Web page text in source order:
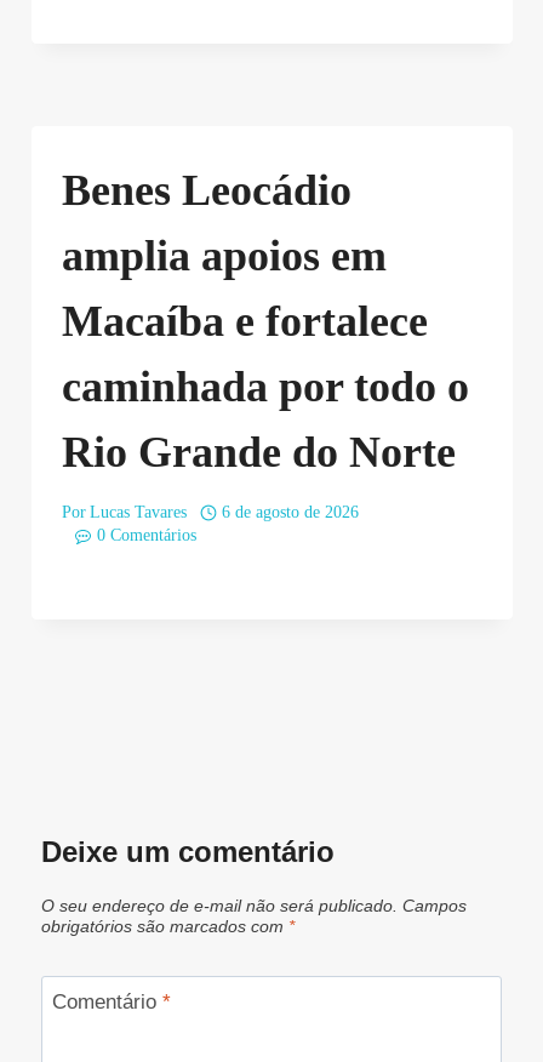
Benes Leocádio
amplia apoios em
Macaíba e fortalece
caminhada por todo o
Rio Grande do Norte
Por Lucas Tavares
6 de agosto de 2026
0 Comentários
Deixe um comentário
O seu endereço de e-mail não será publicado. Campos
obrigatórios são marcados com *
Comentário *